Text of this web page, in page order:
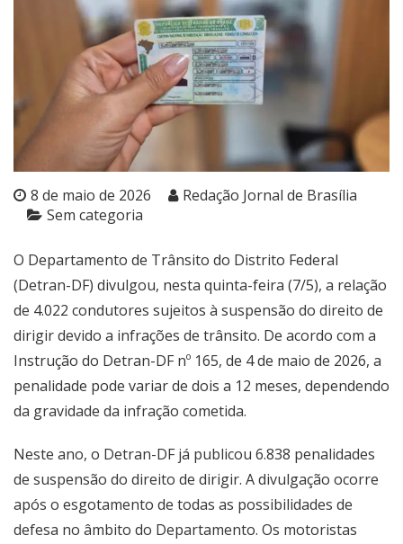
8 de maio de 2026
Redação Jornal de Brasília
Sem categoria
O Departamento de Trânsito do Distrito Federal
(Detran-DF) divulgou, nesta quinta-feira (7/5), a relação
de 4.022 condutores sujeitos à suspensão do direito de
dirigir devido a infrações de trânsito. De acordo com a
Instrução do Detran-DF nº 165, de 4 de maio de 2026, a
penalidade pode variar de dois a 12 meses, dependendo
da gravidade da infração cometida.
Neste ano, o Detran-DF já publicou 6.838 penalidades
de suspensão do direito de dirigir. A divulgação ocorre
após o esgotamento de todas as possibilidades de
defesa no âmbito do Departamento. Os motoristas